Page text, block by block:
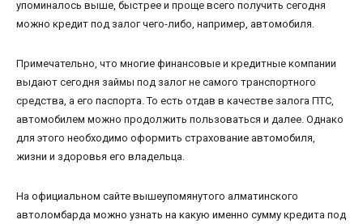
упоминалось выше, быстрее и проще всего получить сегодня
можно кредит под залог чего-либо, например, автомобиля.
Примечательно, что многие финансовые и кредитные компании
выдают сегодня займы под залог не самого транспортного
средства, а его паспорта. То есть отдав в качестве залога ПТС,
автомобилем можно продолжить пользоваться и далее. Однако
для этого необходимо оформить страхование автомобиля,
жизни и здоровья его владельца.
На официальном сайте вышеупомянутого алматинского
автоломбарда можно узнать на какую именно сумму кредита под